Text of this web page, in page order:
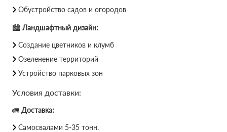
Обустройство садов и огородов
🏙 Ландшафтный дизайн:
Создание цветников и клумб
Озеленение территорий
Устройство парковых зон
Условия доставки:
🚛 Доставка:
Самосвалами 5-35 тонн.